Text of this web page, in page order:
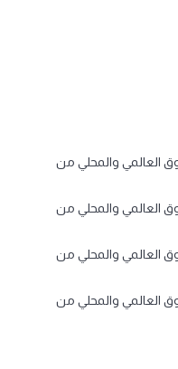
العالمي والمحلي من
العالمي والمحلي من
العالمي والمحلي من
العالمي والمحلي من